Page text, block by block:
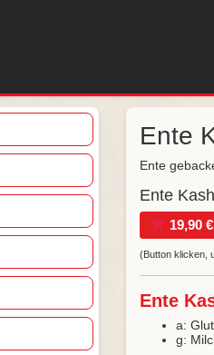
Ente
Ente
Ente
19,90 €
(Button klicken,
Ente
a:
g: